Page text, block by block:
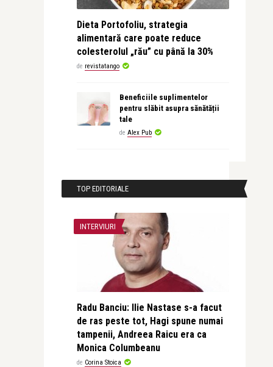
Dieta Portofoliu, strategia
alimentară care poate reduce
colesterolul „rău” cu până la 30%
de revistatango
Beneficiile suplimentelor
pentru slăbit asupra sănătății
tale
de Alex Pub
TOP EDITORIALE
INTERVIURI
Radu Banciu: Ilie Nastase s-a facut
de ras peste tot, Hagi spune numai
tampenii, Andreea Raicu era ca
Monica Columbeanu
de Corina Stoica